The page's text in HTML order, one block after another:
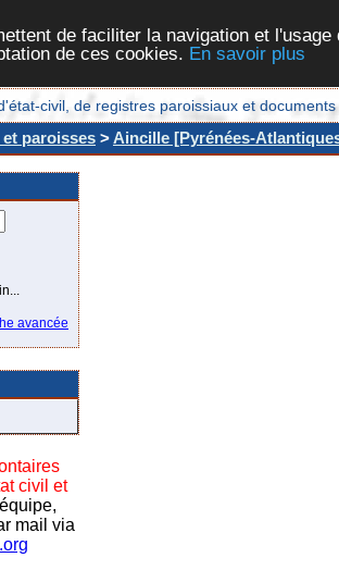
de faciliter la navigation et
de ces cookies. En savoir plus
civil, de registres paroissiaux et
paroisses >Aincille [Pyrénées-
avancée
civil et
mail via